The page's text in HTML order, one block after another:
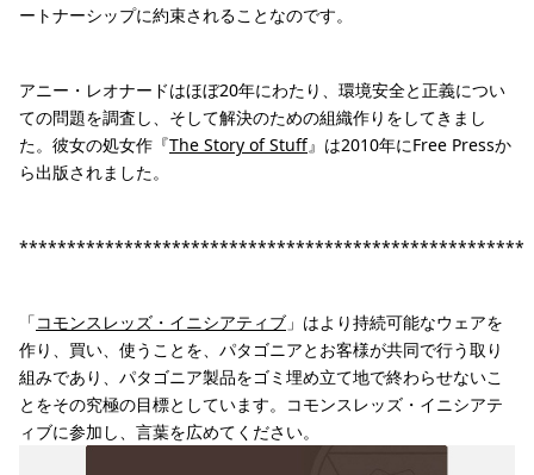
ートナーシップに約束されることなのです。
アニー・レオナードはほぼ20年にわたり、環境安全と正義につい
ての問題を調査し、そして解決のための組織作りをしてきまし
た。彼女の処女作『The Story of Stuff』は2010年にFree Pressか
ら出版されました。
*****************************************************
「コモンスレッズ・イニシアティブ 」はより持続可能なウェアを
作り、買い、使うことを、パタゴニアとお客様が共同で行う取り
組みであり、パタゴニア製品をゴミ埋め立て地で終わらせないこ
とをその究極の目標としています。コモンスレッズ・イニシアテ
ィブに参加し、言葉を広めてください。